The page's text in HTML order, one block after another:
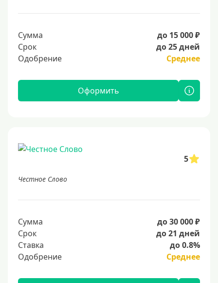
Сумма
до 15 000 ₽
Срок
до 25 дней
Одобрение
Среднее
Оформить
5
Честное Слово
Сумма
до 30 000 ₽
Срок
до 21 дней
Ставка
до 0.8%
Одобрение
Среднее